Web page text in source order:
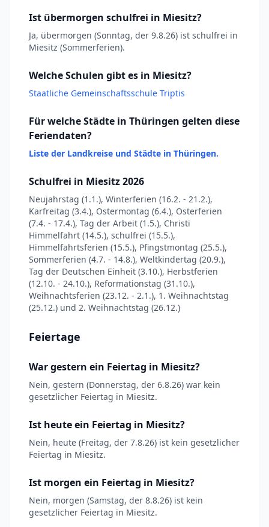
Ist übermorgen schulfrei in Miesitz?
Ja, übermorgen (Sonntag, der 9.8.26) ist schulfrei in
Miesitz (Sommerferien).
Welche Schulen gibt es in Miesitz?
Staatliche Gemeinschaftsschule Triptis
Für welche Städte in Thüringen gelten diese
Feriendaten?
Liste der Landkreise und Städte in Thüringen.
Schulfrei in Miesitz 2026
Neujahrstag (1.1.), Winterferien (16.2. - 21.2.),
Karfreitag (3.4.), Ostermontag (6.4.), Osterferien
(7.4. - 17.4.), Tag der Arbeit (1.5.), Christi
Himmelfahrt (14.5.), schulfrei (15.5.),
Himmelfahrtsferien (15.5.), Pfingstmontag (25.5.),
Sommerferien (4.7. - 14.8.), Weltkindertag (20.9.),
Tag der Deutschen Einheit (3.10.), Herbstferien
(12.10. - 24.10.), Reformationstag (31.10.),
Weihnachtsferien (23.12. - 2.1.), 1. Weihnachtstag
(25.12.) und 2. Weihnachtstag (26.12.)
Feiertage
War gestern ein Feiertag in Miesitz?
Nein, gestern (Donnerstag, der 6.8.26) war kein
gesetzlicher Feiertag in Miesitz.
Ist heute ein Feiertag in Miesitz?
Nein, heute (Freitag, der 7.8.26) ist kein gesetzlicher
Feiertag in Miesitz.
Ist morgen ein Feiertag in Miesitz?
Nein, morgen (Samstag, der 8.8.26) ist kein
gesetzlicher Feiertag in Miesitz.